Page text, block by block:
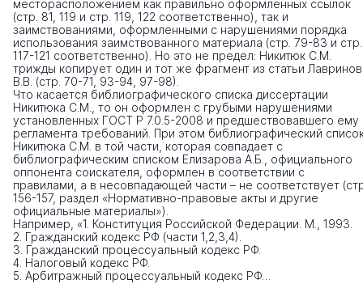
месторасположением как правильно оформленных ссылок
(стр. 81, 119 и стр. 119, 122 соответственно), так и
заимствованиями, оформленными с нарушениями порядка
использования заимствованного материала (стр. 79-83 и стр.
117-121 соответственно). Но это не предел: Никитюк С.М.
трижды копирует один и тот же фрагмент из статьи
В.В. (стр. 70-71, 93-94, 97-98).
Что касается библиографического списка диссертации
Никитюка С.М., то он оформлен с грубыми нарушениями
установленных ГОСТ Р 7.0.5-2008 и предшествовавшего ему
регламента требований. При этом библиографический
Никитюка С.М. в той части, которая совпадает с
библиографическим списком Елизарова А.Б., официального
оппонента соискателя, оформлен в соответствии с
правилами, а в несовпадающей части – не соответствует
156-157, раздел «Нормативно-правовые акты и другие
официальные материалы»).
Например, «1. Конституция Российской Федерации. М., 1993.
2. Гражданский кодекс РФ (части 1,2,3,4).
3. Гражданский процессуальный кодекс РФ.
4. Налоговый кодекс РФ.
5. Арбитражный процессуальный кодекс РФ…